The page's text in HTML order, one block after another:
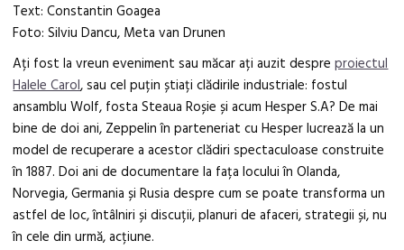
Text: Constantin Goagea
Foto: Silviu Dancu, Meta van Drunen
Ați fost la vreun eveniment sau măcar ați auzit despreproiectul
Halele Carol, sau cel puțin știați clădirile industriale: fostul
ansamblu Wolf, fosta Steaua Roșie și acum Hesper S.A? De mai
bine de doi ani, Zeppelin în parteneriat cu Hesper lucrează la un
model de recuperare a acestor clădiri spectaculoase construite
în 1887. Doi ani de documentare la fața locului în Olanda,
Norvegia, Germania și Rusia despre cum se poate transforma un
astfel de loc, întâlniri și discuții, planuri de afaceri, strategii și, nu
în cele din urmă, acțiune.